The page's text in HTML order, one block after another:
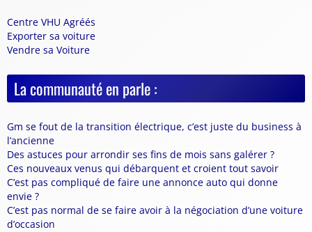
Centre VHU Agréés
Exporter sa voiture
Vendre sa Voiture
La communauté en parle :
Gm se fout de la transition électrique, c’est juste du business à
l’ancienne
Des astuces pour arrondir ses fins de mois sans galérer ?
Ces nouveaux venus qui débarquent et croient tout savoir
C’est pas compliqué de faire une annonce auto qui donne
envie ?
C’est pas normal de se faire avoir à la négociation d’une voiture
d’occasion